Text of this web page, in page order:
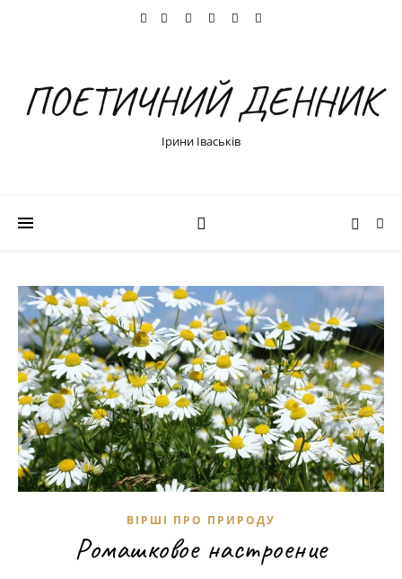
ПОЕТИЧНИЙ ДЕННИК
Ірини Іваськів
ВІРШІ ПРО ПРИРОДУ
Ромашковое настроение